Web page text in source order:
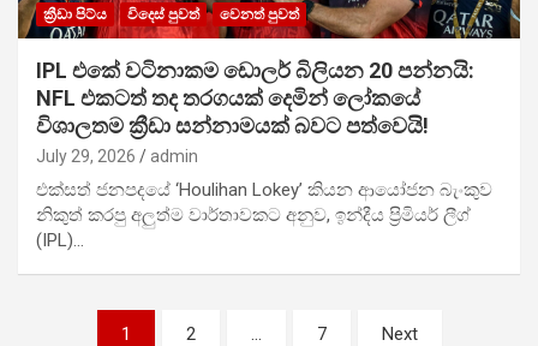
ක්‍රීඩා පිට්ය විදෙස් පුවත් වෙනත් පුවත්
IPL එකේ වටිනාකම ඩොලර් බිලියන 20 පන්නයි:
NFL එකටත් තද තරගයක් දෙමින් ලෝකයේ
විශාලතම ක්‍රීඩා සන්නාමයක් බවට පත්වෙයි!
July 29, 2026 admin
එක්සත් ජනපදයේ ‘Houlihan Lokey’ කියන ආයෝජන බැංකුව
නිකුත් කරපු අලුත්ම වාර්තාවකට අනුව, ඉන්දීය ප්‍රිමියර් ලීග්
(IPL)…
1 2 … 7 Next